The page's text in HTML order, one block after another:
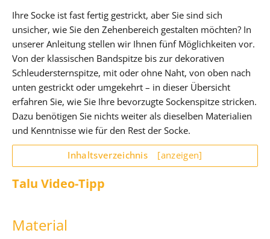
Ihre Socke ist fast fertig gestrickt, aber Sie sind sich
unsicher, wie Sie den Zehenbereich gestalten möchten? In
unserer Anleitung stellen wir Ihnen fünf Möglichkeiten vor.
Von der klassischen Bandspitze bis zur dekorativen
Schleudersternspitze, mit oder ohne Naht, von oben nach
unten gestrickt oder umgekehrt – in dieser Übersicht
erfahren Sie, wie Sie Ihre bevorzugte Sockenspitze stricken.
Dazu benötigen Sie nichts weiter als dieselben Materialien
und Kenntnisse wie für den Rest der Socke.
Inhaltsverzeichnis [anzeigen]
Talu Video-Tipp
Material